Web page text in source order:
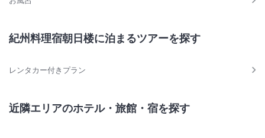
紀州料理宿朝日楼に泊まるツアーを探す
レンタカー付きプラン
近隣エリアのホテル・旅館・宿を探す